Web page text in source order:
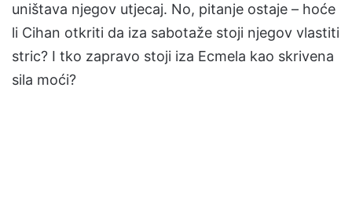
uništava njegov utjecaj. No, pitanje ostaje – hoće
li Cihan otkriti da iza sabotaže stoji njegov vlastiti
stric? I tko zapravo stoji iza Ecmela kao skrivena
sila moći?